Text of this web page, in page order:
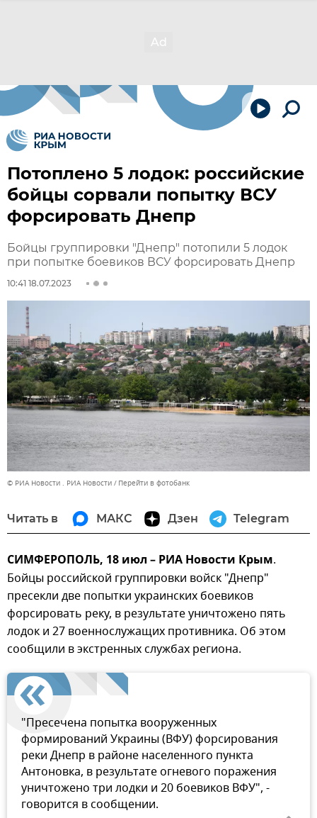
Потоплено 5 лодок: российские
бойцы сорвали попытку ВСУ
форсировать Днепр
Бойцы группировки "Днепр" потопили 5 лодок
при попытке боевиков ВСУ форсировать Днепр
10:41 18.07.2023
© РИА Новости . РИА Новости Перейти в фотобанк
Читать в МАКС Дзен Telegram
СИМФЕРОПОЛЬ, 18 июл – РИА Новости Крым.
Бойцы российской группировки войск "Днепр"
пресекли две попытки украинских боевиков
форсировать реку, в результате уничтожено пять
лодок и 27 военнослужащих противника. Об этом
сообщили в экстренных службах региона.
"Пресечена попытка вооруженных
формирований Украины (ВФУ) форсирования
реки Днепр в районе населенного пункта
Антоновка, в результате огневого поражения
уничтожено три лодки и 20 боевиков ВФУ", -
говорится в сообщении.